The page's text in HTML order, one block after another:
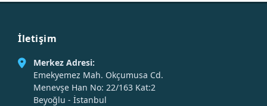
İletişim
Merkez Adresi:
Emekyemez Mah. Okçumusa Cd.
Menevşe Han No: 22/163 Kat:2
Beyoğlu - İstanbul